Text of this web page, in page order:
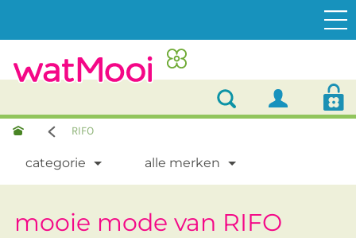
RIFO
categorie alle merken
mooie mode van RIFO